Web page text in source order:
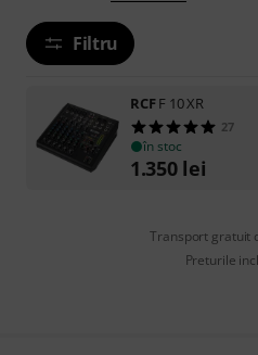
Filtru
RCFF 10 XR
27
în stoc
1.350 lei
Transport gratuit
Preturile